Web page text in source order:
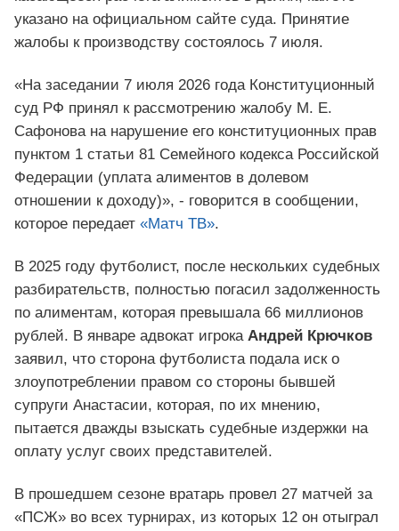
указано на официальном сайте суда. Принятие
жалобы к производству состоялось 7 июля.
«На заседании 7 июля 2026 года Конституционный
суд РФ принял к рассмотрению жалобу М. Е.
Сафонова на нарушение его конституционных прав
пунктом 1 статьи 81 Семейного кодекса Российской
Федерации (уплата алиментов в долевом
отношении к доходу)», - говорится в сообщении,
которое передает «Матч ТВ».
В 2025 году футболист, после нескольких судебных
разбирательств, полностью погасил задолженность
по алиментам, которая превышала 66 миллионов
рублей. В январе адвокат игрока Андрей Крючков
заявил, что сторона футболиста подала иск о
злоупотреблении правом со стороны бывшей
супруги Анастасии, которая, по их мнению,
пытается дважды взыскать судебные издержки на
оплату услуг своих представителей.
В прошедшем сезоне вратарь провел 27 матчей за
«ПСЖ» во всех турнирах, из которых 12 он отыграл